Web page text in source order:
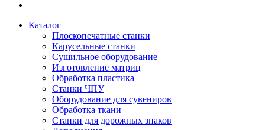
Каталог
Плоскопечатные станки
Карусельные станки
Сушильное оборудование
Изготовление матриц
Обработка пластика
Станки ЧПУ
Оборудование для сувениров
Обработка ткани
Станки для дорожных знаков